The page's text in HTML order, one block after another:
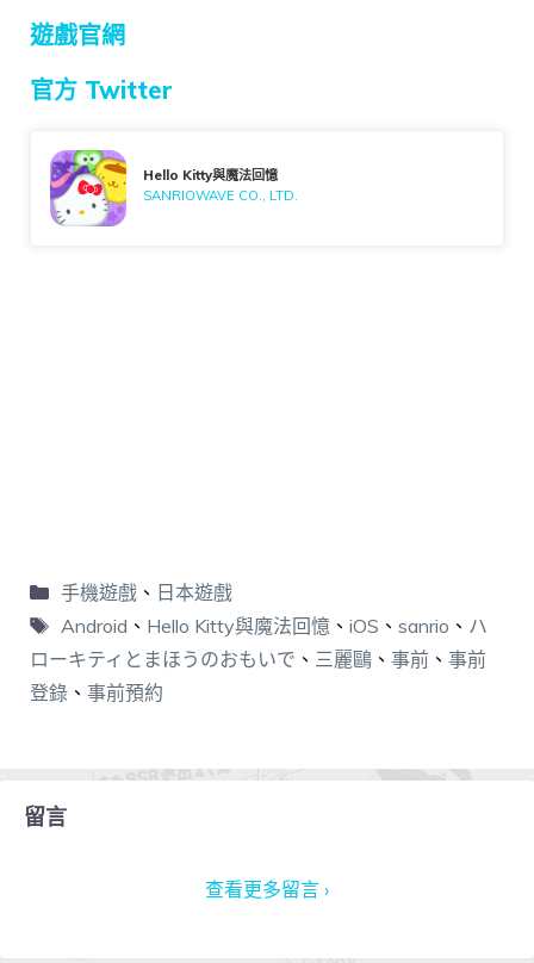
遊戲官網
官方 Twitter
Hello Kitty與魔法回憶
SANRIOWAVE CO., LTD.
手機遊戲、 日本遊戲
Android 、 Hello Kitty與魔法回憶、 iOS 、 sanrio 、 ハ
ローキティとまほうのおもいで 、 三麗鷗 、 事前 、 事前
登錄 、 事前預約
留言
查看更多留言 ›